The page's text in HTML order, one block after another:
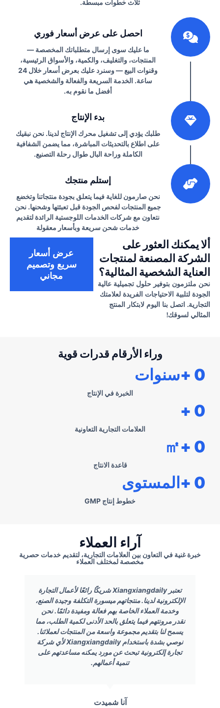
ثلاث خطوات مبسطة.
احصل على عرض أسعار فوري
ما عليك سوى إرسال متطلباتك المخصصة —
المنتجات، والتغليف، والكمية، والأسواق الرئيسية،
وقنوات البيع — وسنرد عليك بعرض أسعار خلال 24
ساعة. الخدمة السريعة والفعالة والشخصية هي
أفضل ما نقوم به.
بدء الإنتاج
طلبك يؤدي إلى تشغيل محرك الإنتاج لدينا. نحن نبقيك
على اطلاع بالتحديثات المباشرة، مما يضمن الشفافية
الكاملة وراحة البال طوال رحلة التصنيع.
إستلم منتجك
نحن صارمون للغاية فيما يتعلق بجودة منتجاتنا وتخضع
جميع المنتجات لفحص الجودة قبل تعبئتها وشحنها. نحن
نتعاون مع شركات الخدمات اللوجستية الرائدة لتقديم
خدمات شحن سريعة وبأسعار معقولة
ألا يمكنك العثور على
الشركة المصنعة لمنتجات
العناية الشخصية المثالية؟
نحن ملتزمون بتوفير حلول تجميلية عالية
الجودة لتلبية الاحتياجات الفريدة لعلامتك
التجارية. اتصل بنا اليوم لابتكار المنتج
المثالي لسوقك!
عرض أسعار
سريع وتصميم
مجاني
وراء الأرقام قدرات قوية
الخبرة في الإنتاج
0 +سنوات
العلامات التجارية التعاونية
0
+
قاعدة الانتاج
0
+㎡
خطوط إنتاج GMP
0 +المستوى
آراء العملاء
خبرة غنية في التعاون بين العلامات التجارية، لتقديم خدمات حصرية
مخصصة لمختلف العملاء
تعتبر Xiangxiangdaily شريكًا رائعًا لأعمال التجارة
الإلكترونية لدينا. منتجاتهم ميسورة التكلفة وجيدة الصنع،
وخدمة العملاء الخاصة بهم فعالة ومفيدة دائمًا. نحن
نقدر مرونتهم فيما يتعلق بالحد الأدنى لكمية الطلب، مما
يسمح لنا بتقديم مجموعة واسعة من المنتجات لعملائنا.
نوصي بشدة باستخدام Xiangxiangdaily لأي شركة
تجارة إلكترونية تبحث عن مورد يمكنه مساعدتهم على
تنمية أعمالهم.
آنا شميدت